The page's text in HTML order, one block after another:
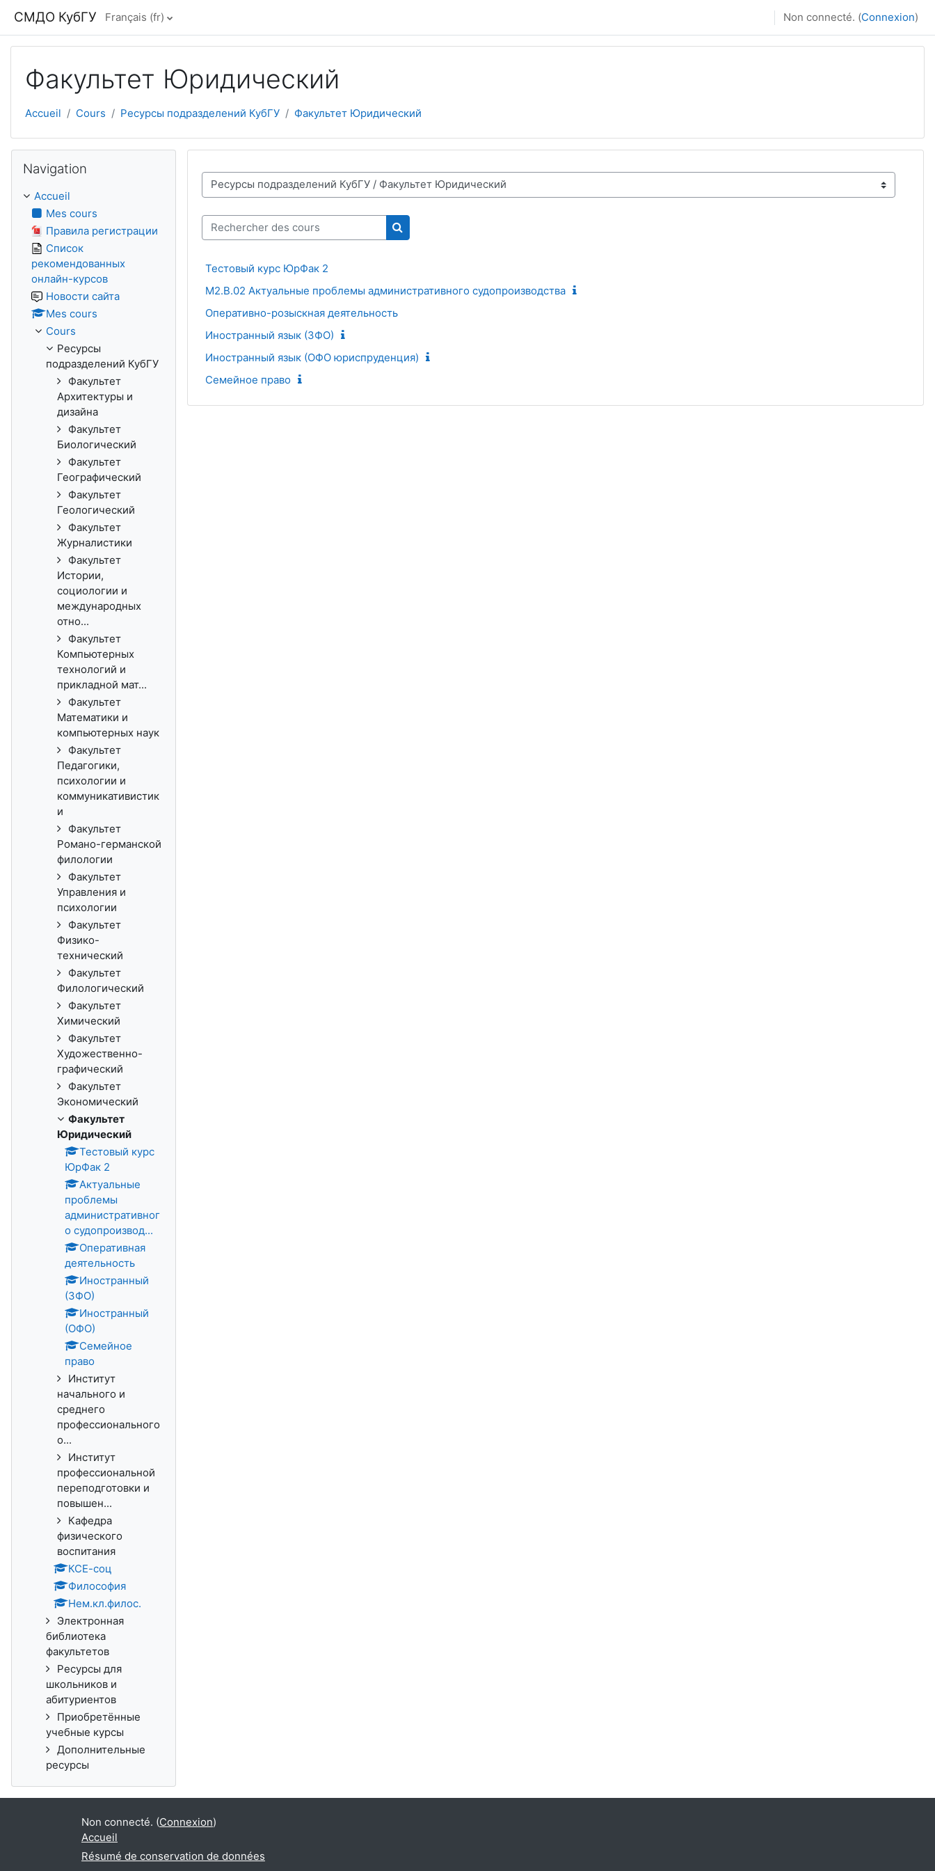
СМДО КубГУ Français ‎(fr)‎ Non connecté. (Connexion)
Факультет Юридический
Accueil Cours Ресурсы подразделений КубГУ Факультет Юридический
Catégories de cours
Rechercher des cours
Rechercher des cours
Тестовый курс ЮрФак 2
М2.В.02 Актуальные проблемы административного судопроизводства
Оперативно-розыскная деятельность
Иностранный язык (ЗФ­О)
Иностран­ный язык (ОФО юриспруденция)
Семейное право
Navigation
Accueil
Mes cours
Правила регистрации
Список
рекомендованных
онлайн-курсов
Новости сайта
Mes cours
Cours
Ресурсы
подразделений КубГУ
Факультет
Архитектуры и
дизайна
Факультет
Биологический
Факультет
Географический
Факультет
Геологический
Факультет
Журналистики
Факультет
Истории,
социологии и
международных
отно...
Факультет
Компьютерных
технологий и
прикладной мат...
Факультет
Математики и
компьютерных наук
Факультет
Педагогики,
психологии и
коммуникативистик
и
Факультет
Романо-германской
филологии
Факультет
Управления и
психологии
Факультет
Физико-
технический
Факультет
Филологический
Факультет
Химический
Факультет
Художественно-
графический
Факультет
Экономический
Факультет
Юридический
Тестовый курс
ЮрФак 2
Актуальные
проблемы
административног
о судопроизвод...
Оперативная
деятельность
Иностранный
(ЗФ­О)
Иностран­ный
(ОФО)
Семейное
право
Институт
начального и
среднего
профессионального
о...
Институт
профессиональной
переподготовки и
повышен...
Кафедра
физического
воспитания
КСЕ-соц
Философия
Нем.кл.филос.
Электронная
библиотека
факультетов
Ресурсы для
школьников и
абитуриентов
Приобретённые
учебные курсы
Дополнительные
ресурсы
Non connecté. (Connexion)
Accueil
Résumé de conservation de données